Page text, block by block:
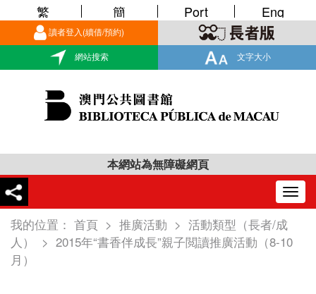
讀者登入(續借/預約)
網站搜索 文字大小
繁 簡 Port Eng
本網站為無障礙網頁
我的位置： 首頁 > 推廣活動 > 活動類型（長者/成
人）
> 2015年“書香伴成長”親子閲讀推廣活動（8-10
月）